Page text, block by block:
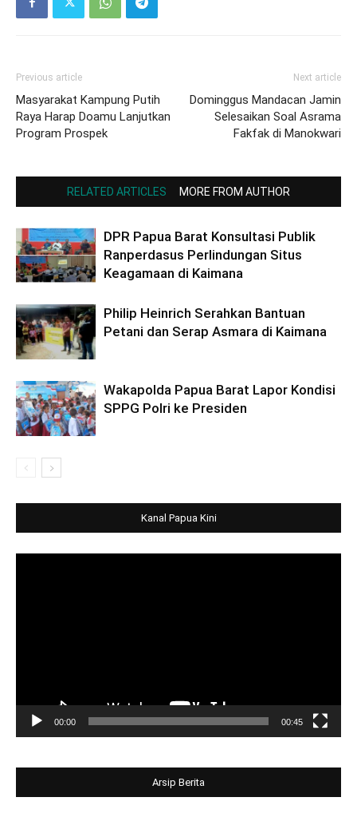
Previous article
Masyarakat Kampung Putih
Raya Harap Doamu Lanjutkan
Program Prospek
Next article
Dominggus Mandacan Jamin
Selesaikan Soal Asrama
Fakfak di Manokwari
RELATED ARTICLES MORE FROM AUTHOR
DPR Papua Barat Konsultasi Publik
Ranperdasus Perlindungan Situs
Keagamaan di Kaimana
Philip Heinrich Serahkan Bantuan
Petani dan Serap Asmara di Kaimana
Wakapolda Papua Barat Lapor Kondisi
SPPG Polri ke Presiden
Kanal Papua Kini
00:00 00:45
Arsip Berita